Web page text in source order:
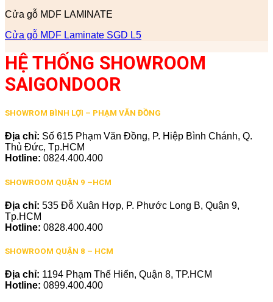
Cửa gỗ MDF LAMINATE
Cửa gỗ MDF Laminate SGD L5
HỆ THỐNG SHOWROOM
SAIGONDOOR
SHOWROM BÌNH LỢI – PHẠM VĂN ĐỒNG
Địa chỉ: Số 615 Phạm Văn Đồng, P. Hiệp Bình Chánh, Q.
Thủ Đức, Tp.HCM
Hotline: 0824.400.400
SHOWROOM QUẬN 9 –HCM
Địa chỉ: 535 Đỗ Xuân Hợp, P. Phước Long B, Quận 9,
Tp.HCM
Hotline: 0828.400.400
SHOWROOM QUẬN 8 – HCM
Địa chỉ: 1194 Phạm Thế Hiển, Quận 8, TP.HCM
Hotline: 0899.400.400